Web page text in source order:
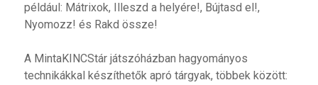
például: Mátrixok, Illeszd a helyére!, Bújtasd el!,
Nyomozz! és Rakd össze!
A MintaKINCStár játszóházban hagyományos
technikákkal készíthetők apró tárgyak, többek között: